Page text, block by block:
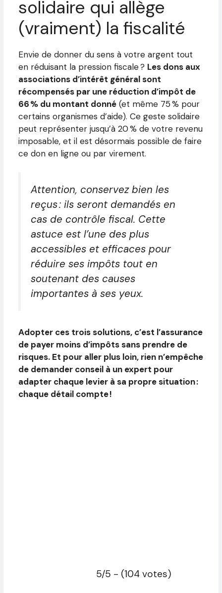
solidaire qui allège
(vraiment) la fiscalité
Envie de donner du sens à votre argent tout
en réduisant la pression fiscale ? Les dons aux
associations d’intérêt général sont
récompensés par une réduction d’impôt de
66 % du montant donné (et même 75 % pour
certains organismes d’aide). Ce geste solidaire
peut représenter jusqu’à 20 % de votre revenu
imposable, et il est désormais possible de faire
ce don en ligne ou par virement.
Attention, conservez bien les
reçus : ils seront demandés en
cas de contrôle fiscal. Cette
astuce est l’une des plus
accessibles et efficaces pour
réduire ses impôts tout en
soutenant des causes
importantes à ses yeux.
Adopter ces trois solutions, c’est l’assurance
de payer moins d’impôts sans prendre de
risques. Et pour aller plus loin, rien n’empêche
de demander conseil à un expert pour
adapter chaque levier à sa propre situation :
chaque détail compte !
5/5 - (104 votes)